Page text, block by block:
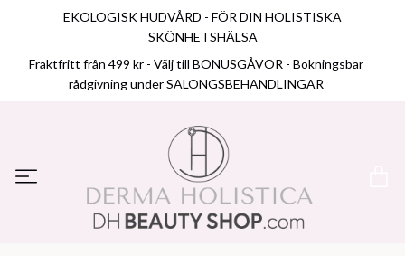
EKOLOGISK HUDVÅRD - FÖR DIN HOLISTISKA
SKÖNHETSHÄLSA
Fraktfritt från 499 kr - Välj till BONUSGÅVOR - Bokningsbar
rådgivning under SALONGSBEHANDLINGAR